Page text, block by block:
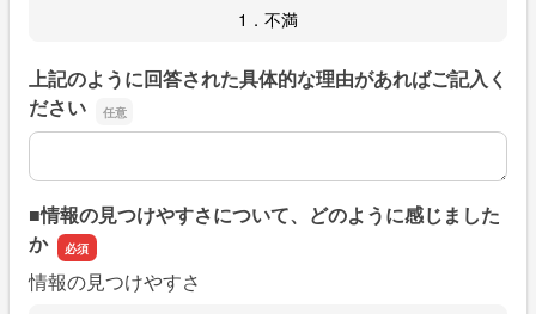
1．不満
上記のように回答された具体的な理由があればご記入く
ださい
上記のように回答された具体的な理由があればご記入くだ
■情報の見つけやすさについて、どのように感じました
か
情報の見つけやすさ